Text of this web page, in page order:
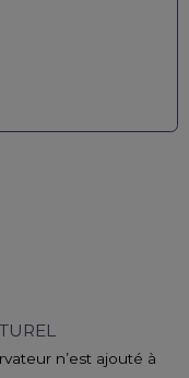
n’est ajouté à